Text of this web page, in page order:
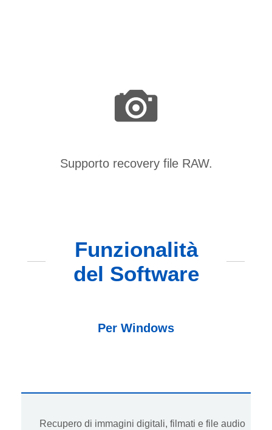
Supporto recovery file RAW.
Funzionalità
del Software
Per Windows
Recupero di immagini digitali, filmati e file audio